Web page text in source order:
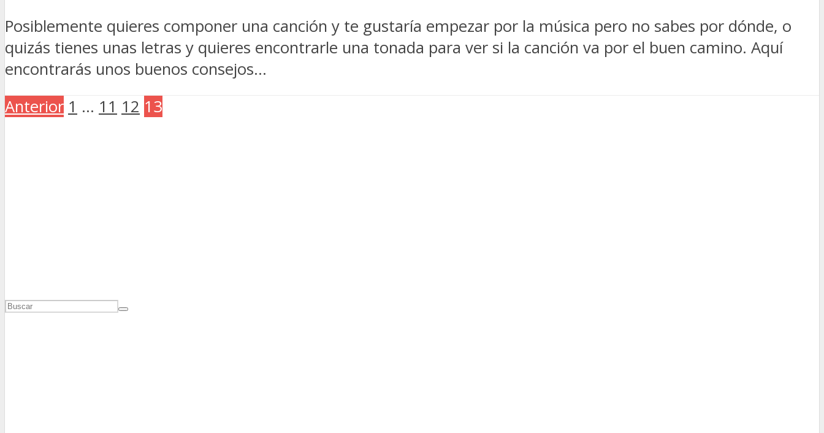
Posiblemente quieres componer una canción y te gustaría empezar por la música pero no sabes por dónde, o
quizás tienes unas letras y quieres encontrarle una tonada para ver si la canción va por el buen camino. Aquí
encontrarás unos buenos consejos...
Anterior 1 … 11 12 13